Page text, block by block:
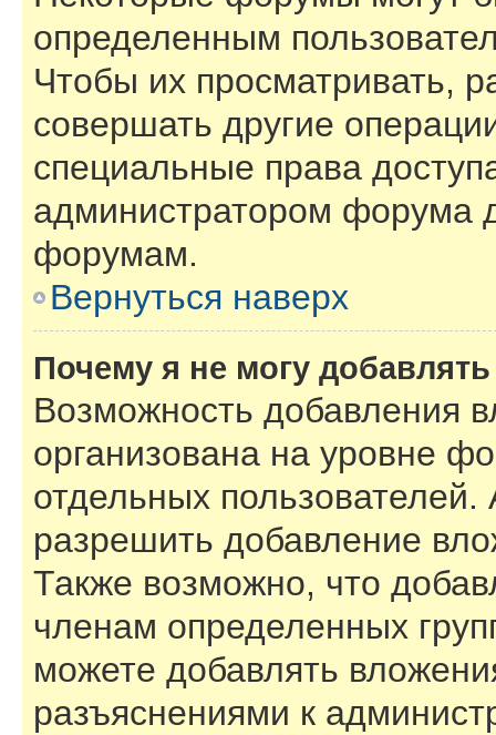
определенным
Чтобы их просматривать,
совершать другие
специальные права
администратором форума
форумам.
Вернуться наверх
Почему я не могу
Возможность добавления
организована на уровне
отдельных
разрешить добавление
Также возможно, что
членам определенных
можете добавлять
разъяснениями к